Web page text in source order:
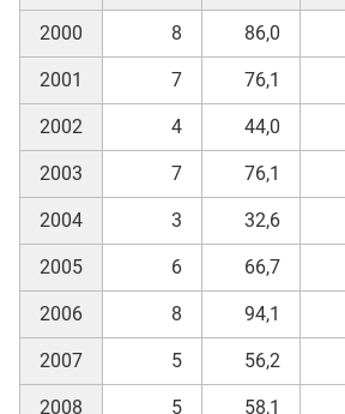
2000 8 86,0
2001 7 76,1
2002 4 44,0
2003 7 76,1
2004 3 32,6
2005 6 66,7
2006 8 94,1
2007 5 56,2
2008 5 58,1